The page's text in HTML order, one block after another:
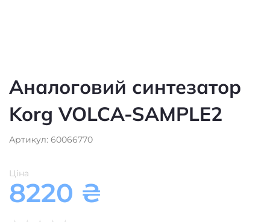
Аналоговий синтезатор
Korg VOLCA-SAMPLE2
Артикул: 60066770
Ціна
8220 ₴